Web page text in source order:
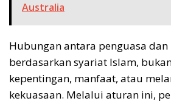
Australia
Hubungan antara penguasa
berdasarkan syariat Islam,
kepentingan, manfaat, atau
kekuasaan. Melalui aturan ini,